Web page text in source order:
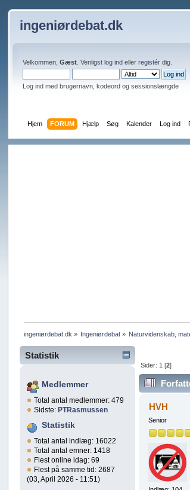
ingeniørdebat.dk
Velkommen,Gæst . Venligstlog ind ellerregistér dig.
Log ind med brugernavn, kodeord og sessionslængde
Hjem FORUM Hjælp Søg Kalender Log ind
ingeniørdebat.dk » Ingeniørdebat » Naturvidenskab,
Statistik
Medlemmer
Total antal medlemmer: 479
Sidste:PTRasmussen
Statistik
Total antal indlæg: 16022
Total antal emner: 1418
Flest online idag: 69
Flest på samme tid: 2687
(03, April 2026 - 11:51)
Sider: 1 [2]
HVH
Senior